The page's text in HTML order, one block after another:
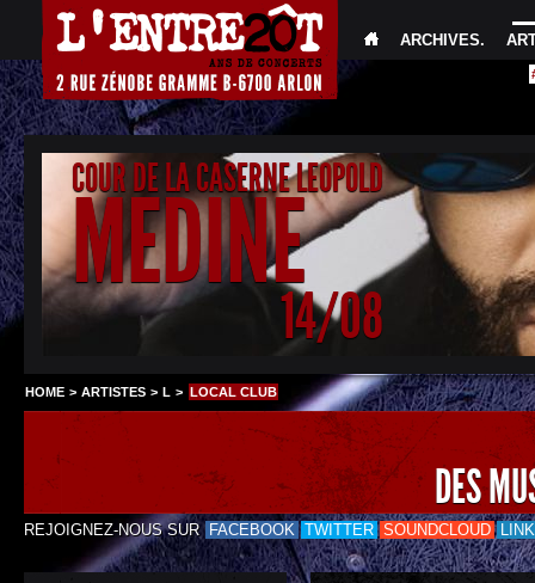
ARCHIVES.
COUR DE LA CASERNE LEOPOLD
MEDINE
14/08
HOME > ARTISTES > L > LOCAL CLUB
DES
REJOIGNEZ-NOUS SUR FACEBOOK TWITTER SOUNDCLOUD